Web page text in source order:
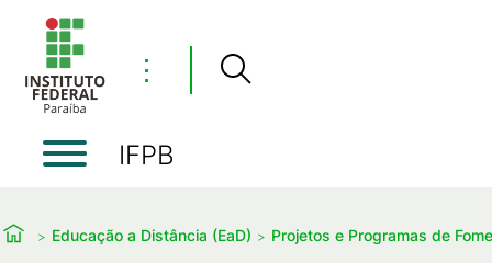
⋮
IFPB
Educação a Distância (EaD) Projetos e Programas de